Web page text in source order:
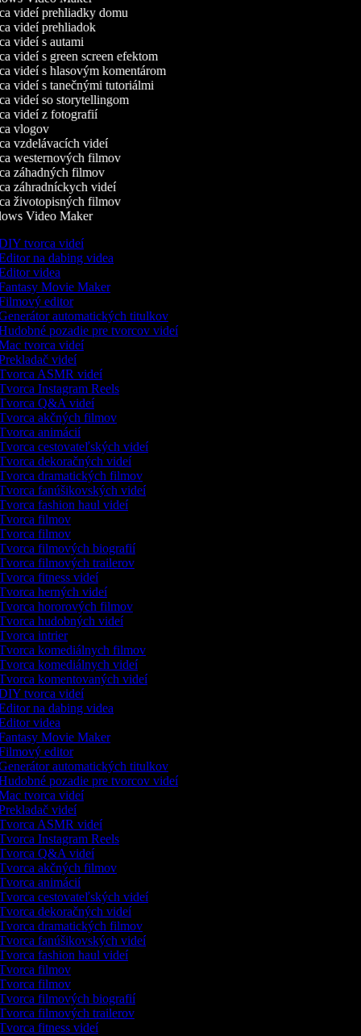
videí prehliadky domu
videí prehliadok
videí s autami
videí s green screen efektom
videí s hlasovým komentárom
videí s tanečnými tutoriálmi
videí so storytellingom
videí z fotografií
vlogov
vzdelávacích videí
westernových filmov
záhadných filmov
záhradníckych videí
životopisných filmov
Video Maker
tvorca videí
na dabing videa
videa
Movie Maker
editor
automatických titulkov
pozadie pre tvorcov videí
tvorca videí
videí
ASMR videí
Instagram Reels
Q&A videí
akčných filmov
animácií
cestovateľských videí
dekoračných videí
dramatických filmov
fanúšikovských videí
fashion haul videí
filmov
filmov
filmových biografií
filmových trailerov
fitness videí
herných videí
hororových filmov
hudobných videí
intrier
komediálnych filmov
komediálnych videí
komentovaných videí
tvorca videí
na dabing videa
videa
Movie Maker
editor
automatických titulkov
pozadie pre tvorcov videí
tvorca videí
videí
ASMR videí
Instagram Reels
Q&A videí
akčných filmov
animácií
cestovateľských videí
dekoračných videí
dramatických filmov
fanúšikovských videí
fashion haul videí
filmov
filmov
filmových biografií
filmových trailerov
fitness videí